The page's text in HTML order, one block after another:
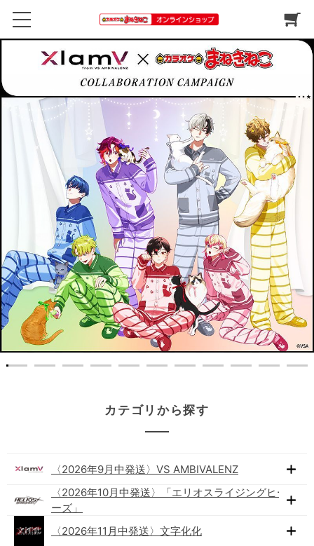
1 2 3 4 5 6 7 8 9 10
カテゴリから探す
〈2026年9月中発送〉VS AMBIVALENZ
〈2026年10月中発送〉「エリオスライジングヒーロ
ーズ」
〈2026年11月中発送〉文字化化